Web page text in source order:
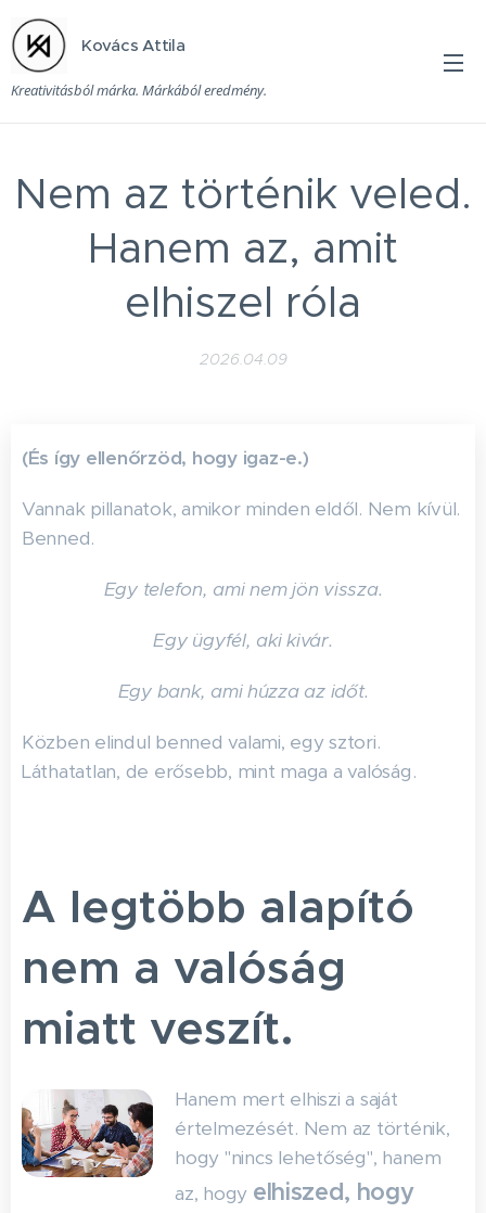
Kovács Attila
Kreativitásból márka. Márkából eredmény.
Nem az történik veled.
Hanem az, amit
elhiszel róla
2026.04.09
(És így ellenőrzöd, hogy igaz-e.)
Vannak pillanatok, amikor minden eldől. Nem kívül.
Benned.
Egy telefon, ami nem jön vissza.
Egy ügyfél, aki kivár.
Egy bank, ami húzza az időt.
Közben elindul benned valami, egy sztori.
Láthatatlan, de erősebb, mint maga a valóság.
A legtöbb alapító
nem a valóság
miatt veszít.
Hanem mert elhiszi a saját
értelmezését. Nem az történik,
hogy "nincs lehetőség", hanem
az, hogy elhiszed, hogy